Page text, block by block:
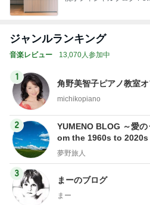
ジャンルランキング
音楽レビュー 13,070人参加中
1
角野美智子ピアノ教室
michikopiano
2
YUMENO BLOG ～愛
om the 1960s to
夢野旅人
夢野旅人
3
まーのブログ
まー